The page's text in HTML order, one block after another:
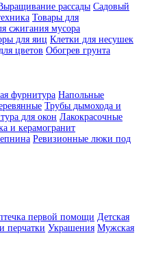
рассады Садовый
Товары для
сжигания мусора
для яиц Клетки для несушек
цветов Обогрев грунта
фурнитура Напольные
Трубы дымохода и
для окон Лакокрасочные
и керамогранит
Ревизионные люки под
первой помощи Детская
перчатки Украшения Мужская